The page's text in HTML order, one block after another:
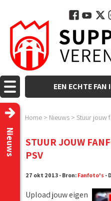
EEN ECHTE FAN
Home > Nieuws > Stuur jouw
Nieuws
STUUR JOUW
PSV
27 okt 2013 - Bron: Fanfoto's -
Upload jouw eigen